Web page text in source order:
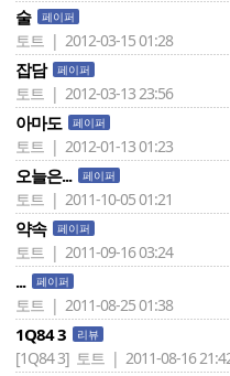
술 페이퍼
토트 | 2012-03-15 01:28
잡담 페이퍼
토트 | 2012-03-13 23:56
아마도 페이퍼
토트 | 2012-01-13 01:23
오늘은... 페이퍼
토트 | 2011-10-05 01:21
약속 페이퍼
토트 | 2011-09-16 03:24
... 페이퍼
토트 | 2011-08-25 01:38
1Q84 3 리뷰
[1Q84 3] 토트 | 2011-08-16